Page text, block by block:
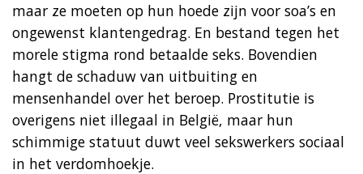
maar ze moeten op hun hoede zijn voor soa’s en
ongewenst klantengedrag. En bestand tegen het
morele stigma rond betaalde seks. Bovendien
hangt de schaduw van uitbuiting en
mensenhandel over het beroep. Prostitutie is
overigens niet illegaal in België, maar hun
schimmige statuut duwt veel sekswerkers sociaal
in het verdomhoekje.